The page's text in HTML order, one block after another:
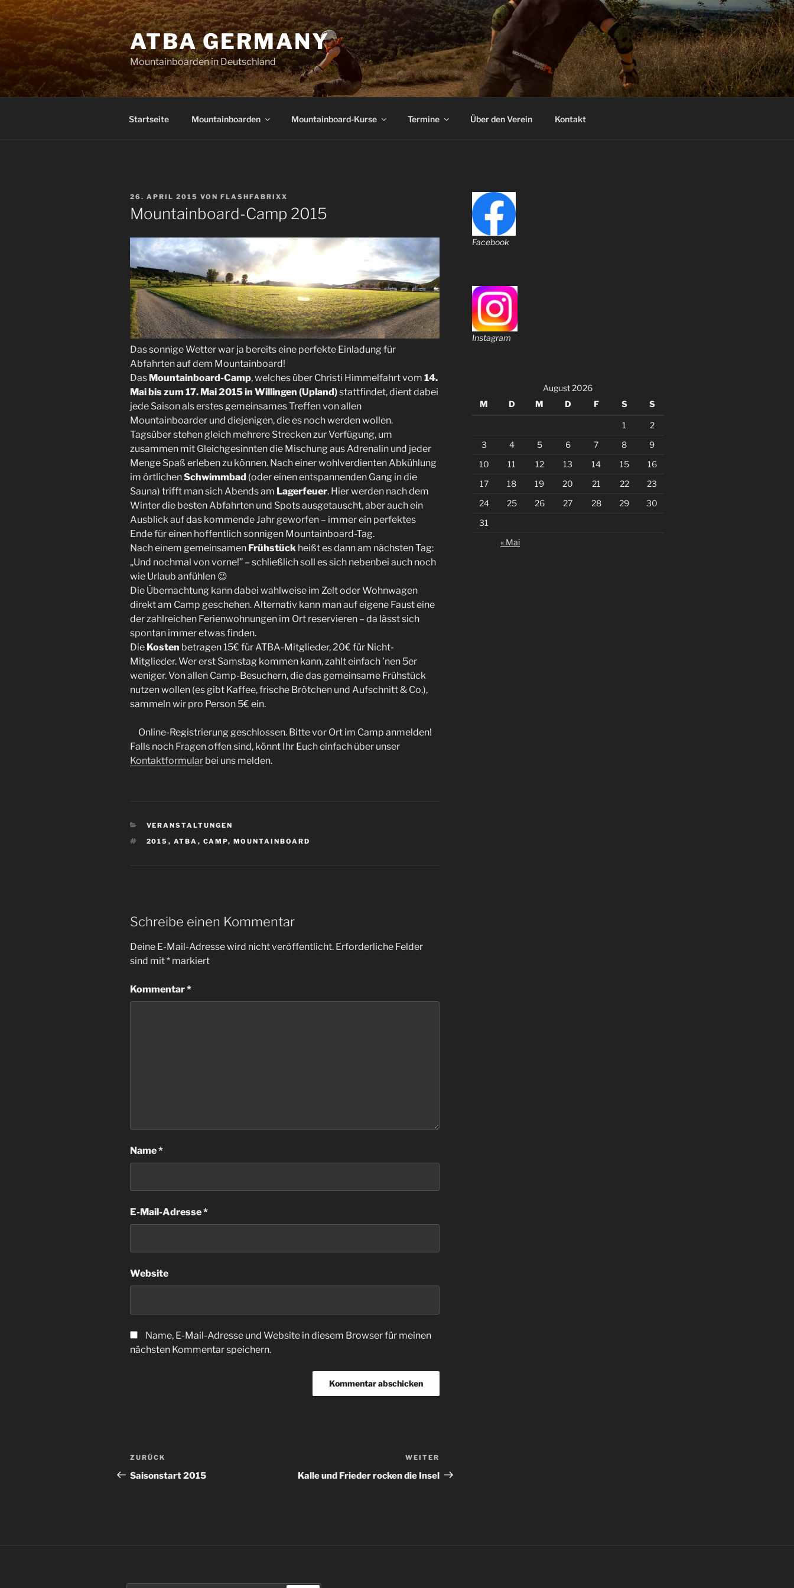
Zum
Inhalt
springen
ATBA GERMANY
Mountainboarden in Deutschland
Startseite Mountainboarden Mountainboard-Kurse Termine Über den Verein Kontakt
VERÖFFENTLICHT
AM
26. APRIL 2015 VON FLASHFABRIXX
Mountainboard-Camp 2015
Das sonnige Wetter war ja bereits eine perfekte Einladung für
Abfahrten auf dem Mountainboard!
Das Mountainboard-Camp, welches über Christi Himmelfahrt vom 14.
Mai bis zum 17. Mai 2015 in Willingen (Upland)stattfindet, dient dabei
jede Saison als erstes gemeinsames Treffen von allen
Mountainboarder und diejenigen, die es noch werden wollen.
Tagsüber stehen gleich mehrere Strecken zur Verfügung, um
zusammen mit Gleichgesinnten die Mischung aus Adrenalin und jeder
Menge Spaß erleben zu können. Nach einer wohlverdienten Abkühlung
im örtlichenSchwimmbad (oder einen entspannenden Gang in die
Sauna) trifft man sich Abends am Lagerfeuer. Hier werden nach dem
Winter die besten Abfahrten und Spots ausgetauscht, aber auch ein
Ausblick auf das kommende Jahr geworfen – immer ein perfektes
Ende für einen hoffentlich sonnigen Mountainboard-Tag.
Nach einem gemeinsamen Frühstück heißt es dann am nächsten Tag:
„Und nochmal von vorne!” – schließlich soll es sich nebenbei auch noch
wie Urlaub anfühlen 😉
Die Übernachtung kann dabei wahlweise im Zelt oder Wohnwagen
direkt am Camp geschehen. Alternativ kann man auf eigene Faust eine
der zahlreichen Ferienwohnungen im Ort reservieren – da lässt sich
spontan immer etwas finden.
Die Kosten betragen 15€ für ATBA-Mitglieder, 20€ für Nicht-
Mitglieder. Wer erst Samstag kommen kann, zahlt einfach ’nen 5er
weniger. Von allen Camp-Besuchern, die das gemeinsame Frühstück
nutzen wollen (es gibt Kaffee, frische Brötchen und Aufschnitt & Co.),
sammeln wir pro Person 5€ ein.
Online-Registrierung geschlossen. Bitte vor Ort im Camp anmelden!
Falls noch Fragen offen sind, könnt Ihr Euch einfach über unser
Kontaktformular bei uns melden.
KATEGORIEN
VERANSTALTUNGEN
SCHLAGWÖRTER
2015 , ATBA , CAMP, MOUNTAINBOARD
Schreibe einen Kommentar
Deine E-Mail-Adresse wird nicht veröffentlicht. Erforderliche Felder
sind mit* markiert
Kommentar*
Name*
E-Mail-Adresse*
Website
Name, E-Mail-Adresse und Website in diesem Browser für meinen
nächsten Kommentar speichern.
Beitragsnavigation
Vorheriger
Beitrag
ZURÜCK
Saisonstart 2015
Beitrag
WEITER
Kalle und Frieder rocken die Insel
Facebook
Instagram
August 2026
M
D M D F S S
1
2
3
4 5 6 7 8
9
10
11 12 13 14 15
16
17
18 19 20 21 22
23
24
25 26 27 28 29
30
31
« Mai